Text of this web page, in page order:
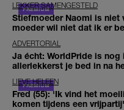
LEKKER SAMENGESTELD
Stiefmoeder Naomi is niet
moeder wil niet dat ik er
ADVERTORIAL
Ja écht: WorldPride is nog
allerlekkerst je bed in na
LIEVE HELEEN
Fred (55): 'Ik vind het
komen tijdens een vrijpartij'